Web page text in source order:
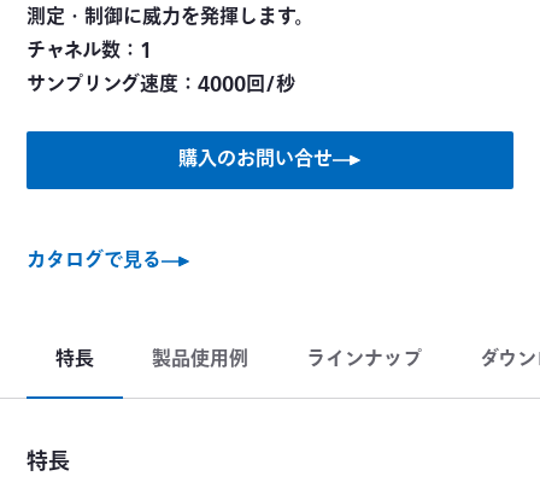
測定・制御に威力を発揮します。
チャネル数：1
サンプリング速度：4000回/秒
購入のお問い合せ
カタログで見る
特長 製品使用例 ラインナップ ダウ
特長